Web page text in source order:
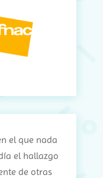
el que nada
el hallazgo
de otras